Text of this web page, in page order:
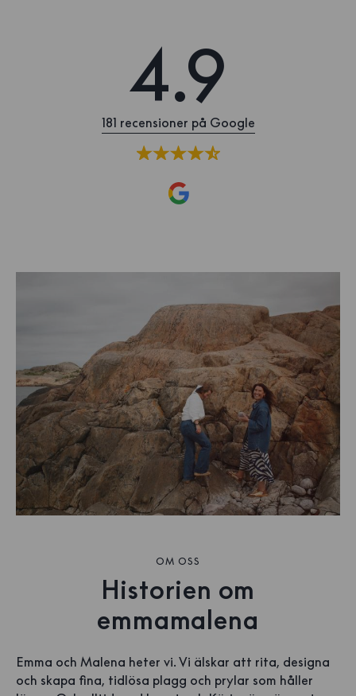
4.9
181 recensioner på Google
OM OSS
Historien om
emmamalena
Emma och Malena heter vi. Vi älskar att rita, designa
och skapa fina, tidlösa plagg och prylar som håller